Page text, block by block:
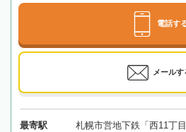
電話す
メールす
最寄駅 札幌市営地下鉄「西11丁